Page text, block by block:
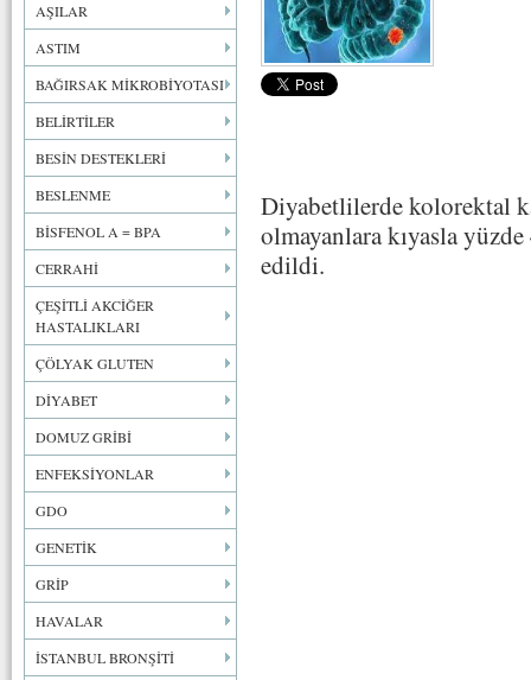
AŞILAR
ASTIM
BAĞIRSAK MİKROBİYOTASI
BELİRTİLER
BESİN DESTEKLERİ
BESLENME
BİSFENOL A = BPA
CERRAHİ
ÇEŞİTLİ AKCİĞER
HASTALIKLARI
ÇÖLYAK GLUTEN
DİYABET
DOMUZ GRİBİ
ENFEKSİYONLAR
GDO
GENETİK
GRİP
HAVALAR
İSTANBUL BRONŞİTİ
Diyabetlilerde kolorektal
olmayanlara kıyasla
edildi.